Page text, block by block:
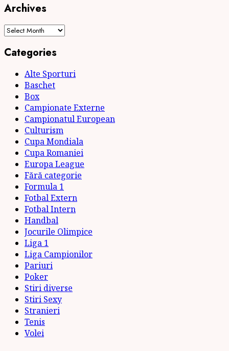
Archives
Archives
Categories
Alte Sporturi
Baschet
Box
Campionate Externe
Campionatul European
Culturism
Cupa Mondiala
Cupa Romaniei
Europa League
Fără categorie
Formula 1
Fotbal Extern
Fotbal Intern
Handbal
Jocurile Olimpice
Liga 1
Liga Campionilor
Pariuri
Poker
Stiri diverse
Stiri Sexy
Stranieri
Tenis
Volei